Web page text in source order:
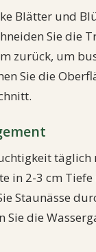
Blätter und
Sie die
zurück, um
Sie die
in 2-3 cm
Staunässe
Sie die